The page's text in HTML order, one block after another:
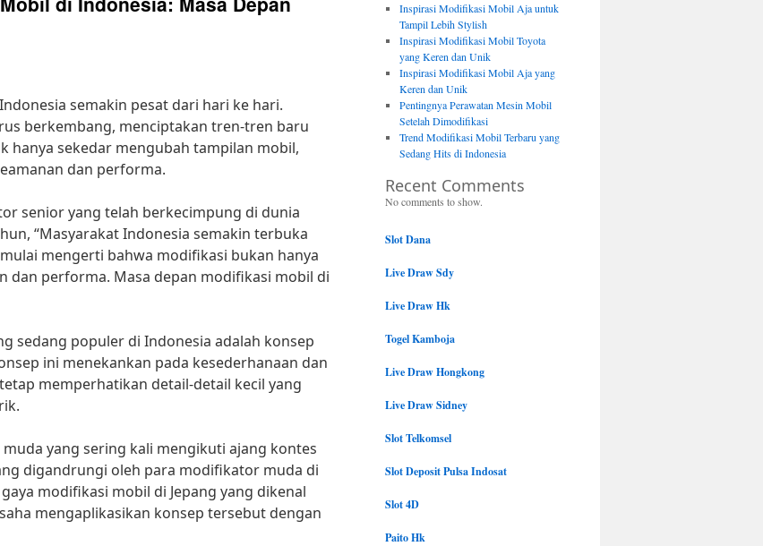
semakin pesat dari hari ke hari.
berkembang, menciptakan tren-tren baru
hanya sekedar mengubah tampilan mobil,
dan performa.
senior yang telah berkecimpung di dunia
“Masyarakat Indonesia semakin terbuka
mengerti bahwa modifikasi bukan hanya
dan performa. Masa depan modifikasi mobil di
sedang populer di Indonesia adalah konsep
ini menekankan pada kesederhanaan dan
memperhatikan detail-detail kecil yang
yang sering kali mengikuti ajang kontes
digandrungi oleh para modifikator muda di
modifikasi mobil di Jepang yang dikenal
mengaplikasikan konsep tersebut dengan
Inspirasi Modifikasi Mobil Aja untuk
Tampil Lebih Stylish
Inspirasi Modifikasi Mobil Toyota
yang Keren dan Unik
Inspirasi Modifikasi Mobil Aja yang
Keren dan Unik
Pentingnya Perawatan Mesin Mobil
Setelah Dimodifikasi
Trend Modifikasi Mobil Terbaru yang
Sedang Hits di Indonesia
Recent Comments
No comments to show.
Slot Dana
Live Draw Sdy
Live Draw Hk
Togel Kamboja
Live Draw Hongkong
Live Draw Sidney
Slot Telkomsel
Slot Deposit Pulsa Indosat
Slot 4D
Paito Hk